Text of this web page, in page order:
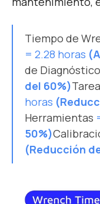
Tiempo de
= 2.28 horas
de Diagnóstico
del 60%)
horas
Herramientas
50%)
(Reducción